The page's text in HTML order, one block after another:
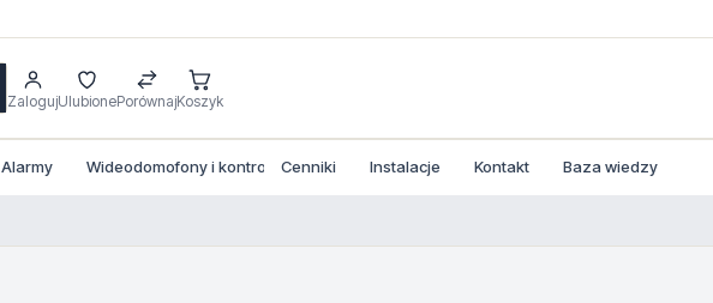
ZalogujUlubionePorównajKoszyk
Alarmy Wideodomofony i kontrola dostepu
Cenniki Instalacje Kontakt Baza wiedzy